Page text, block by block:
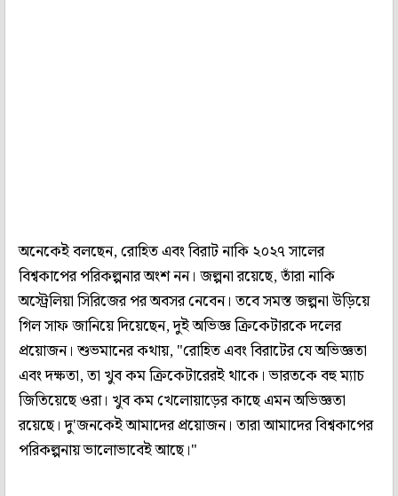
অনেকেই বলছেন, রোহিত এবং বিরাট নাকি ২০২৭ সালের
বিশ্বকাপের পরিকল্পনার অংশ নন। জল্পনা রয়েছে, তাঁরা নাকি
অস্ট্রেলিয়া সিরিজের পর অবসর নেবেন। তবে সমস্ত জল্পনা উড়িয়ে
গিল সাফ জানিয়ে দিয়েছেন, দুই অভিজ্ঞ ক্রিকেটারকে দলের
প্রয়োজন। শুভমানের কথায়, "রোহিত এবং বিরাটের যে অভিজ্ঞতা
এবং দক্ষতা, তা খুব কম ক্রিকেটারেরই থাকে। ভারতকে বহু ম্যাচ
জিতিয়েছে ওরা। খুব কম খেলোয়াড়ের কাছে এমন অভিজ্ঞতা
রয়েছে। দু'জনকেই আমাদের প্রয়োজন। তারা আমাদের বিশ্বকাপের
পরিকল্পনায় ভালোভাবেই আছে।"